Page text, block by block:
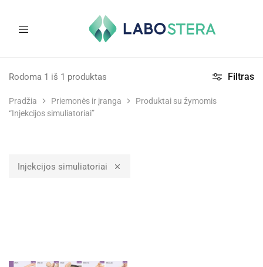
ir
medicininė
Pradžia Priemonės ir įranga
Produktai su žymomis
“Injekcijos simuliatoriai”
Filtras
Rodoma 1 iš 1 produktas
Injekcijos simuliatoriai